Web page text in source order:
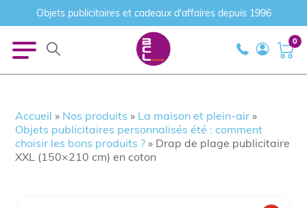
Objets publicitaires et cadeaux d'affaires depuis 1996
0
Accueil » Nos produits » La maison et plein-air »
Objets publicitaires personnalisés été : comment
choisir les bons produits ? » Drap de plage publicitaire
XXL (150×210 cm) en coton